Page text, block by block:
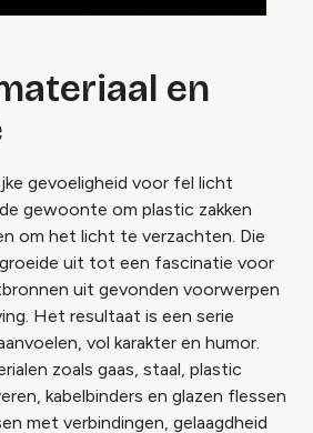
en
gevoeligheid voor fel licht
gewoonte om plastic zakken
om het licht te verzachten. Die
uit tot een fascinatie voor
uit gevonden voorwerpen
Het resultaat is een serie
vol karakter en humor.
zoals gaas, staal, plastic
kabelbinders en glazen flessen
met verbindingen, gelaagdheid